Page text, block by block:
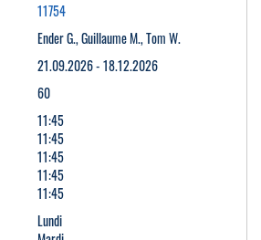
11754
Ender G., Guillaume M., Tom W.
21.09.2026 - 18.12.2026
60
11:45
11:45
11:45
11:45
11:45
Lundi